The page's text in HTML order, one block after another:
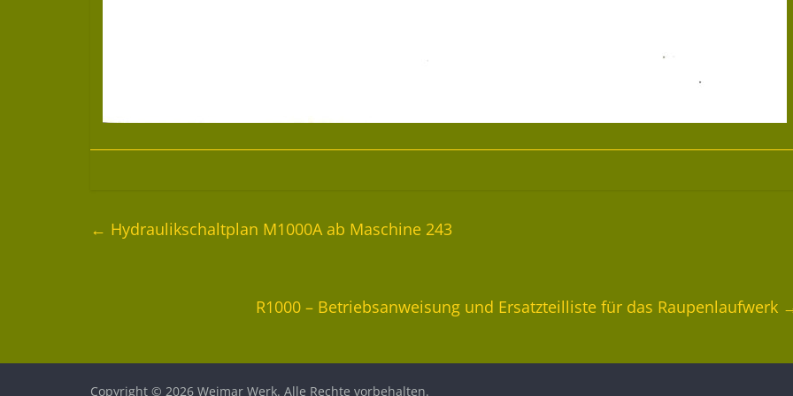
← Hydraulikschaltplan M1000A ab Maschine 243
R1000 – Betriebsanweisung und Ersatzteilliste für das Raupenlaufwerk
Copyright © 2026 Weimar Werk. Alle Rechte vorbehalten.